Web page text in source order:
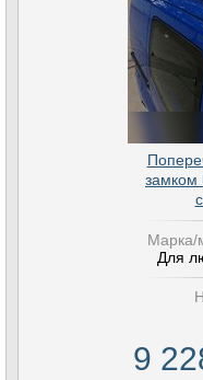
замком
Марка/
Для
9